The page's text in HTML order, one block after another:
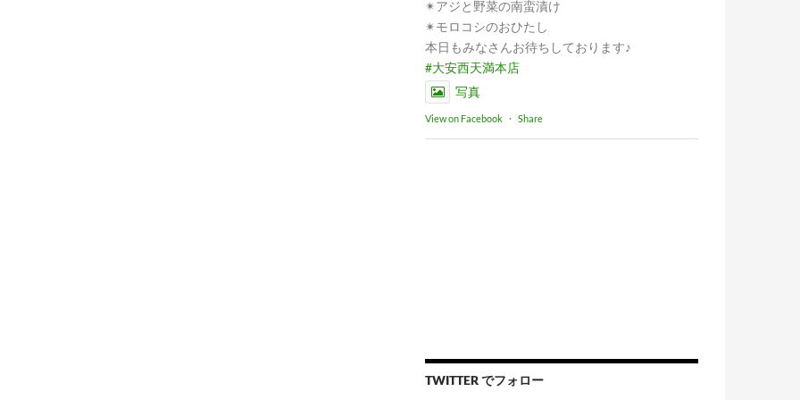
✴︎アジと野菜の南蛮漬け
✴︎モロコシのおひたし
本日もみなさんお待ちしております♪
#大安西天満本店
写真
View on Facebook · Share
TWITTER でフォロー